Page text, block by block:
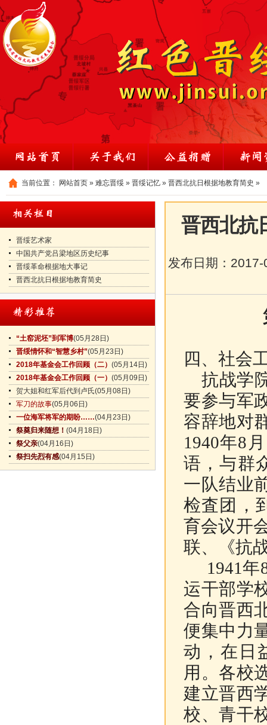
当前位置： 网站首页 » 难忘晋绥 » 晋绥记忆 » 晋西北抗日根据地教育简史 »
晋绥艺术家
中国共产党吕梁地区历史纪事
晋绥革命根据地大事记
晋西北抗日根据地教育简史
“土窑泥坯”到军博(05月28日)
晋绥情怀和“智慧乡村”(05月23日)
2018年基金会工作回顾（二） (05月14日)
2018年基金会工作回顾（一） (05月09日)
贺大姐和红军后代到卢氏(05月08日)
军刀的故事(05月06日)
一位海军将军的期盼……(04月23日)
祭奠归来随想！ (04月18日)
祭父亲(04月16日)
祭扫先烈有感(04月15日)
晋西北抗
发布日期： 2017-
四、社会
抗战学
要参与军
容辞地对
1940年8
语，与群
一队结业
检査团，
育会议开
联、《抗
1941年8
运干部学
合向晋西
便集中力
动，在日
用。各校
建立晋西
校、青干